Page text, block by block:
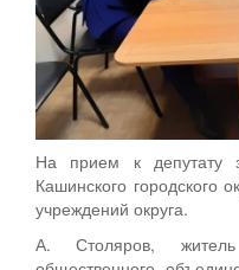
На прием к депутату
Кашинского городского
учреждений округа.
А. Столяров,